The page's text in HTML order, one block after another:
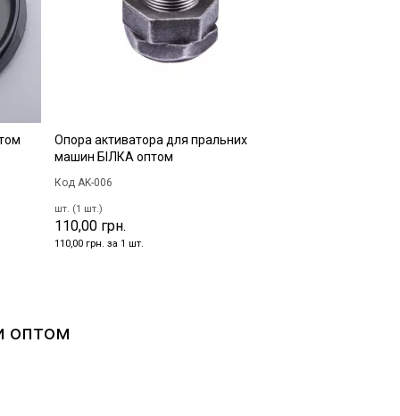
Опора активатора для пральних
машин БІЛКА оптом
Код AK-006
шт. (1 шт.)
110,00 грн.
110,00 грн. за 1 шт.
оптом